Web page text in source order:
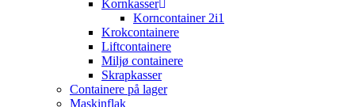
Kornkasser
Korncontainer 2i1
Krokcontainere
Liftcontainere
Miljø containere
Skrapkasser
Containere på lager
Maskinflak